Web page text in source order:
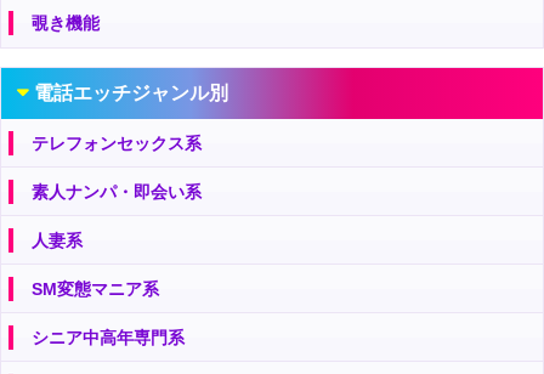
覗き機能
電話エッチジャンル別
テレフォンセックス系
素人ナンパ・即会い系
人妻系
SM変態マニア系
シニア中高年専門系